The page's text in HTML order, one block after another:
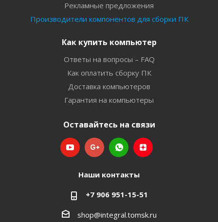
Рекламные предложения
Производители компонентов для сборки ПК
Как купить компьютер
Ответы на вопросы – FAQ
Как оплатить сборку ПК
Доставка компьютеров
Гарантия на компьютеры
Оставайтесь на связи
Наши контакты
+7 906 951-15-51
shop@integral.tomsk.ru